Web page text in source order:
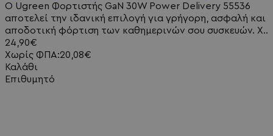
Ο Ugreen Φορτιστής GaN 30W Power Delivery 55536
αποτελεί την ιδανική επιλογή για γρήγορη, ασφαλή και
αποδοτική φόρτιση των καθημερινών σου συσκευών. Χ..
24,90€
Χωρίς ΦΠΑ:20,08€
Καλάθι
Επιθυμητό